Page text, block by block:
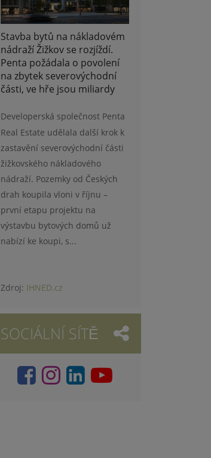
Stavba bytů na nákladovém
nádraží Žižkov se rozjíždí.
Penta požádala o povolení
na zbytek severovýchodní
části, ve hře jsou miliardy
Developerská společnost Penta
Real Estate udělala další krok k
zastavění severovýchodní části
žižkovského nákladového
nádraží. Pozemky od Českých
drah koupila vloni v říjnu –
první etapu projektu na
výstavbu bytových domů už
nabízí ke koupi, s...
Zdroj: IHNED.cz
SOCIÁLNÍ SÍTĚ